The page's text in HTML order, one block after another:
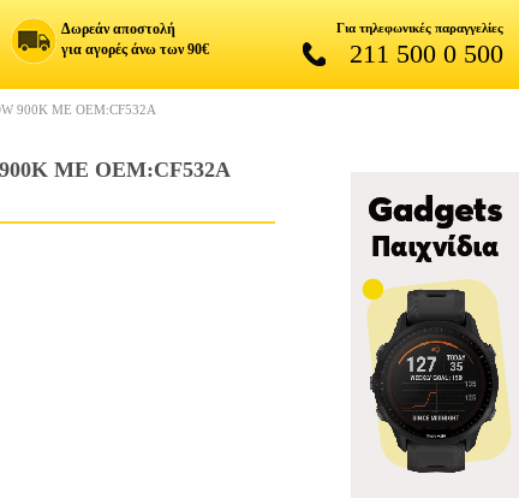
Δωρεάν αποστολή
για αγορές άνω των 90€
Για τηλεφωνικές παραγγελίες
211 500 0 500
900K ΜΕ OEM:CF532A
ΜΕ OEM:CF532A